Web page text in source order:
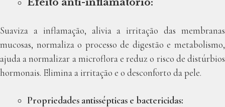
Efeito anti-inflamatório:
Suaviza a inflamação, alivia a irritação das membranas
mucosas, normaliza o processo de digestão e metabolismo,
ajuda a normalizar a microflora e reduz o risco de distúrbios
hormonais. Elimina a irritação e o desconforto da pele.
Propriedades antissépticas e bactericidas: